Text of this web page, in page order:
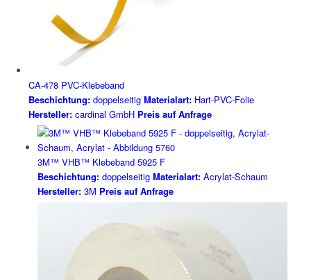
CA-478 PVC-Klebeband
Beschichtung:doppelseitig Materialart:Hart-PVC-Folie
Hersteller:cardinal GmbH Preis auf Anfrage
3M™ VHB™ Klebeband 5925 F
Beschichtung:doppelseitig Materialart:Acrylat-Schaum
Hersteller:3M Preis auf Anfrage